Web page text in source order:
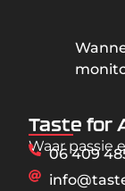
Taste for
Waar passie
06 409